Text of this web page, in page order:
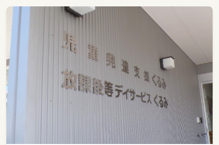
★持ち帰りでの仕事はなく、全て勤務時間内に
お願いします！
★夜勤は現状月４回程度の利用を交代で対応し
ているので月１回程度です